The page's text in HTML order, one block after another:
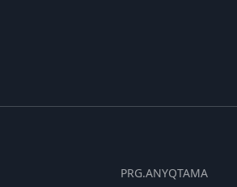
PRG.ANYQTAMA